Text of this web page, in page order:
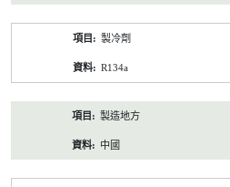
製冷劑
R134a
製造地方
中國